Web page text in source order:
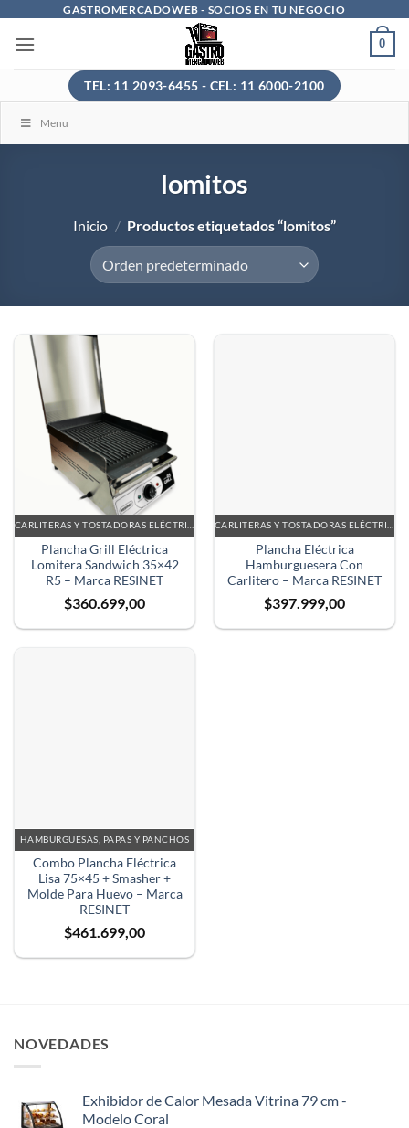
contenido
GASTROMERCADOWEB - SOCIOS EN TU NEGOCIO
0
TEL: 11 2093-6455 - CEL: 11 6000-2100
Menu
lomitos
Inicio / Productos etiquetados “lomitos”
CARLITERAS Y TOSTADORAS ELÉCTRICAS
Plancha Grill Eléctrica
Lomitera Sandwich 35×42
R5 – Marca RESINET
$360.699,00
CARLITERAS Y TOSTADORAS ELÉCTRICAS
Plancha Eléctrica
Hamburguesera Con
Carlitero – Marca RESINET
$397.999,00
HAMBURGUESAS, PAPAS Y PANCHOS
Combo Plancha Eléctrica
Lisa 75×45 + Smasher +
Molde Para Huevo – Marca
RESINET
$461.699,00
NOVEDADES
Exhibidor de Calor Mesada Vitrina 79 cm -
Modelo Coral